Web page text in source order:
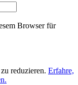
Browser für
reduzieren. Erfahre,